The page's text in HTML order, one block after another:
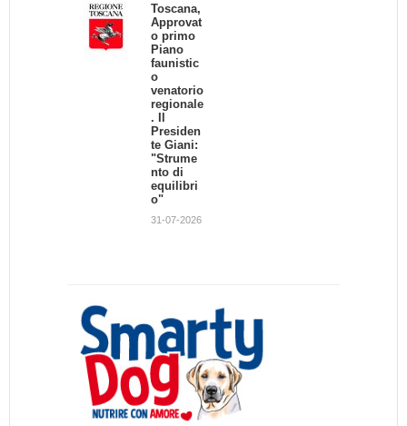
Toscana,
Approvat
o primo
Piano
faunistic
o
venatorio
regionale
. Il
Presiden
te Giani:
"Strume
nto di
equilibri
o"
31-07-2026